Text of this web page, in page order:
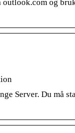
og
Server. Du må